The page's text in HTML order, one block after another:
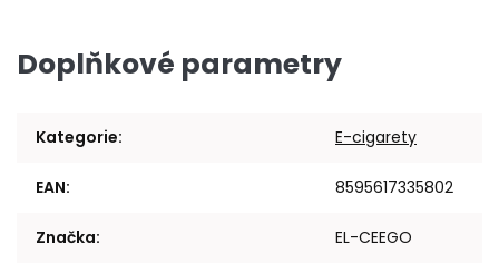
Doplňkové parametry
Kategorie: E-cigarety
EAN: 8595617335802
Značka: EL-CEEGO